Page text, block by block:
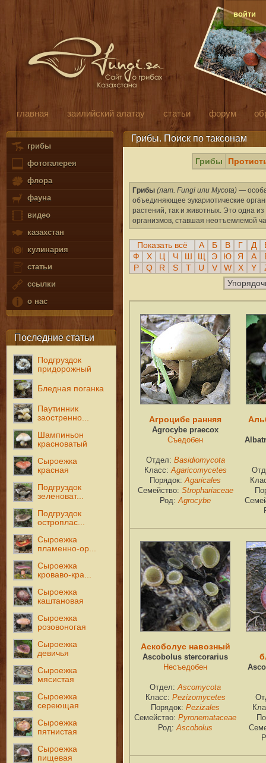
войти
главная заилийский алатау статьи форум
грибы
фотогалерея
флора
фауна
видео
казахстан
кулинария
статьи
ссылки
о нас
Последние статьи
Подгруздок
придорожный
Бледная поганка
Паутинник
заостренно...
Шампиньон
красноватый
Сыроежка
красная
Подгруздок
зеленоват...
Подгруздок
остроплас...
Сыроежка
пламенно-ор...
Сыроежка
кроваво-кра...
Сыроежка
каштановая
Сыроежка
розовоногая
Сыроежка
девичья
Сыроежка
мясистая
Сыроежка
сереющая
Сыроежка
пятнистая
Сыроежка
пищевая
Грибы. Поиск по таксонам
Грибы
Грибы (лат. Fungi или Mycota) —
объединяющее эукариотические
растений, так и животных. Это одна
организмов, ставшая неотъемлемой
Показать всё А Б В Г Д
Ф
Х Ч Э Ю Я A
P
Q R S T U V W X Y
Агроцибе ранняя
Agrocybe praecox
Съедобен
Отдел: Basidiomycota
Класс: Agaricomycetes
Порядок: Agaricales
Семейство: Strophariaceae
Род: Agrocybe
Аскоболус навозный
Ascobolus stercorarius
Несъедобен
Отдел: Ascomycota
Класс: Pezizomycetes
Порядок: Pezizales
Семейство: Pyronemataceae
Род: Ascobolus